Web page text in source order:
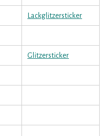
Lackglitzersticker
Glitzersticker